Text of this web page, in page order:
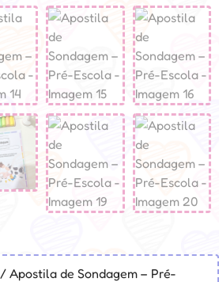
/ Apostila de Sondagem – Pré-